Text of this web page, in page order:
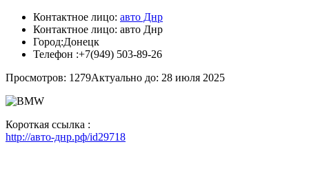
Контактное лицо: авто Днр
Контактное лицо: авто Днр
Город:Донецк
Телефон :+7(949) 503-89-26
Просмотров: 1279Актуально до: 28 июля 2025
Короткая ссылка :
http://авто-днр.рф/id29718